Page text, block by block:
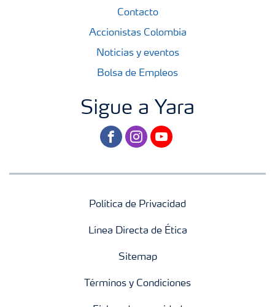
Contacto
Accionistas Colombia
Noticias y eventos
Bolsa de Empleos
Sigue a Yara
facebookinstagram
youtube
Política de Privacidad
Línea Directa de Ética
Sitemap
Términos y Condiciones